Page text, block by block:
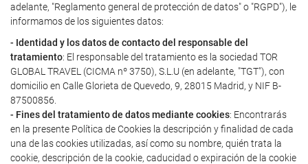
adelante, "Reglamento general de protección de datos" o "RGPD"), le
informamos de los siguientes datos:
- Identidad y los datos de contacto del responsable del
tratamiento: El responsable del tratamiento es la sociedad TOR
GLOBAL TRAVEL (CICMA nº 3750), S.L.U (en adelante, "TGT"), con
domicilio en Calle Glorieta de Quevedo, 9, 28015 Madrid, y NIF B-
87500856.
- Fines del tratamiento de datos mediante cookies: Encontrarás
en la presente Política de Cookies la descripción y finalidad de cada
una de las cookies utilizadas, así como su nombre, quién trata la
cookie, descripción de la cookie, caducidad o expiración de la cookie